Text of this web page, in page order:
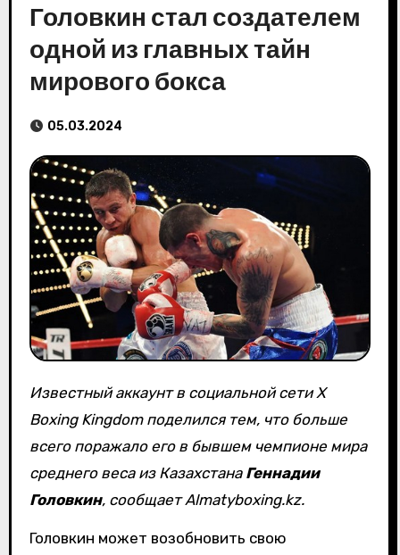
Головкин стал создателем
одной из главных тайн
мирового бокса
05.03.2024
Известный аккаунт в социальной сети Х
Boxing Kingdom поделился тем, что больше
всего поражало его в бывшем чемпионе мира
среднего веса из Казахстана Геннадии
Головкин, сообщает Almatyboxing.kz.
Головкин может возобновить свою